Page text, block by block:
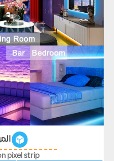
pixel strip